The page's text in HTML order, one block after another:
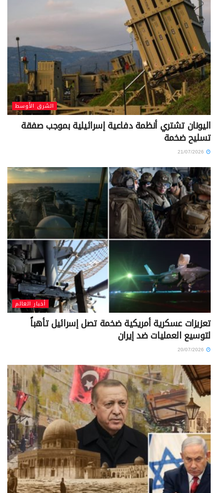
الشرق الأوسط
اليونان تشتري أنظمة دفاعية إسرائيلية بموجب صفقة
تسليح ضخمة
أخبار العالم
تعزيزات عسكرية أمريكية ضخمة تصل إسرائيل تأهباً
لتوسيع العمليات ضد إيران